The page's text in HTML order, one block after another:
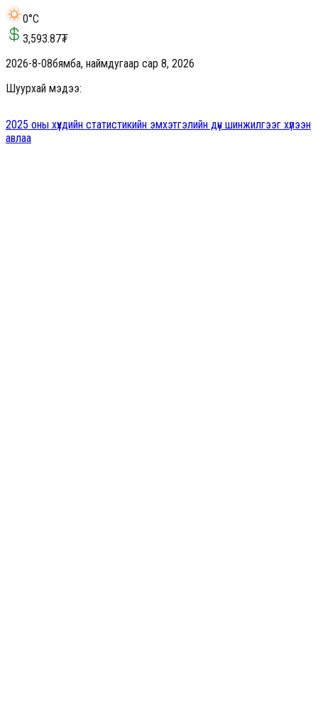
0°C
3,593.87₮
2026-8-08бямба, наймдугаар сар 8, 2026
Шуурхай мэдээ:
2025 оны хүүхдийн статистикийн эмхэтгэлийн дүн шинжилгээг хүлээн
авлаа